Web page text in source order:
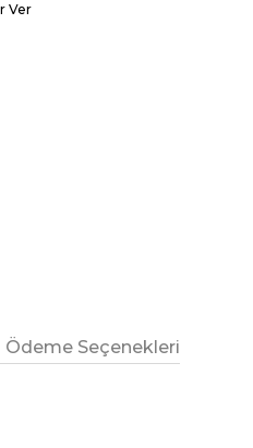
Ver
Ödeme Seçenekleri